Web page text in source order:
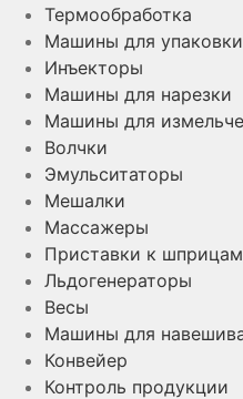
Термообработка
Машины для упаковки
Инъекторы
Машины для нарезки
Машины для
Волчки
Эмульситаторы
Мешалки
Массажеры
Приставки к шприцам
Льдогенераторы
Весы
Машины для
Конвейер
Контроль продукции